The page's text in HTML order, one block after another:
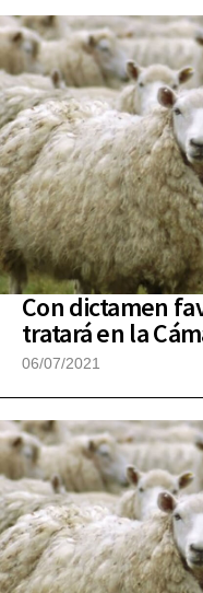
Con dictamen
tratará en la
06/07/2021